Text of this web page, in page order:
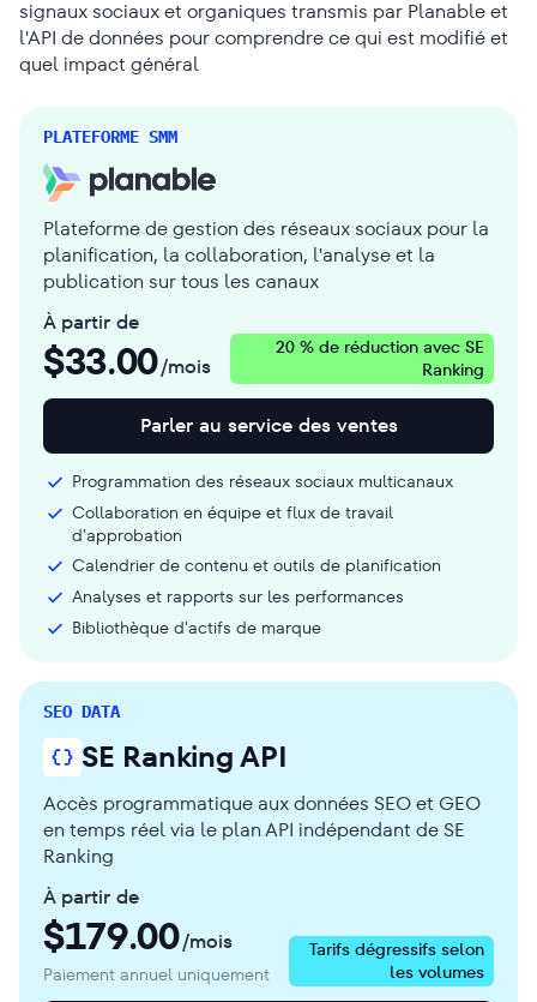
signaux sociaux et organiques transmis par Planable et
l'API de données pour comprendre ce qui est modifié et
quel impact général
PLATEFORME SMM
Plateforme de gestion des réseaux sociaux pour la
planification, la collaboration, l'analyse et la
publication sur tous les canaux
À partir de
$33.00/mois
20 % de réduction avec SE
Ranking
Parler au service des ventes
Programmation des réseaux sociaux multicanaux
Collaboration en équipe et flux de travail
d'approbation
Calendrier de contenu et outils de planification
Analyses et rapports sur les performances
Bibliothèque d'actifs de marque
SEO DATA
SE Ranking API
Accès programmatique aux données SEO et GEO
en temps réel via le plan API indépendant de SE
Ranking
À partir de
$179.00/mois
Paiement annuel uniquement
Tarifs dégressifs selon
les volumes